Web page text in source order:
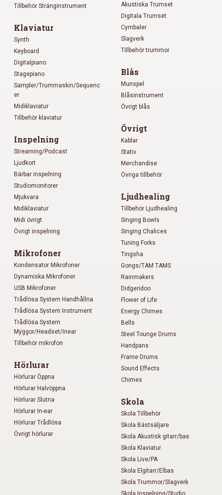
Tillbehör Stränginstrument
Klaviatur
Synth
Keyboard
Digitalpiano
Stagepiano
Sampler/Trummaskin/Sequenc
er
Midiklaviatur
Tillbehör klaviatur
Inspelning
Streaming/Podcast
Ljudkort
Bärbar inspelning
Studiomonitorer
Mjukvara
Midiklaviatur
Midi övrigt
Övrigt inspelning
Mikrofoner
Kondensator Mikrofoner
Dynamiska Mikrofoner
USB Mikrofoner
Trådlösa System Handhållna
Trådlösa System Instrument
Trådlösa System
Myggor/Headset/Inear
Tillbehör mikrofon
Hörlurar
Hörlurar Öppna
Hörlurar Halvöppna
Hörlurar Slutna
Hörlurar In-ear
Hörlurar Trådlösa
Övrigt hörlurar
Akustiska Trumset
Digitala Trumset
Cymbaler
Slagverk
Tillbehör trummor
Blås
Munspel
Blåsinstrument
Övrigt blås
Övrigt
Kablar
Stativ
Merchandise
Övriga tillbehör
Ljudhealing
Tillbehör Ljudhealing
Singing Bowls
Singing Chalices
Tuning Forks
Tingsha
Gongs/TAM TAMS
Rainmakers
Didgeridoo
Flower of Life
Energy Chimes
Bells
Steel Tounge Drums
Handpans
Frame Drums
Sound Effects
Chimes
Skola
Skola Tillbehör
Skola Bästsäljare
Skola Akustisk gitarr/bas
Skola Klaviatur
Skola Live/PA
Skola Elgitarr/Elbas
Skola Trummor/Slagverk
Skola Inspelning/Studio